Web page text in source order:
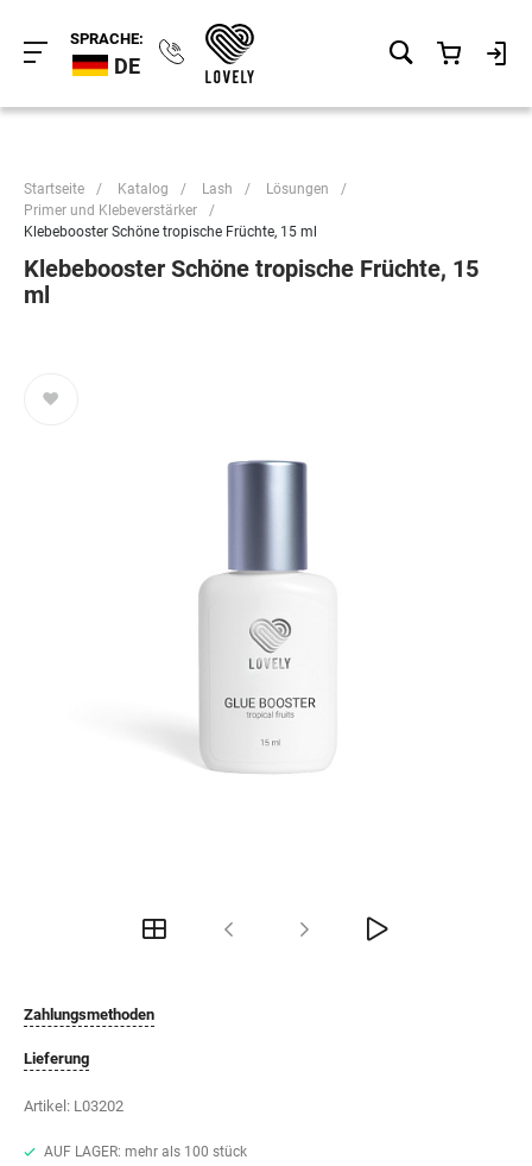
SPRACHE:
DE
Startseite / Katalog / Lash / Lösungen
/
Primer und Klebeverstärker
/
Klebebooster Schöne tropische Früchte, 15 ml
Klebebooster Schöne tropische Früchte, 15
ml
Zahlungsmethoden
Lieferung
Artikel: L03202
AUF LAGER: mehr als 100 stück